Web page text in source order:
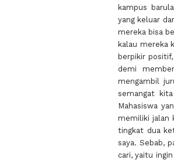
kampus
yang keluar
mereka bisa
kalau mereka
berpikir
demi
mengambil
semangat
Mahasiswa
memiliki jalan
tingkat dua
saya. Sebab,
cari, yaitu